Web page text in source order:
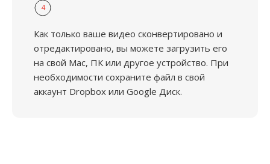
4
Как только ваше видео сконвертировано и
отредактировано, вы можете загрузить его
на свой Mac, ПК или другое устройство. При
необходимости сохраните файл в свой
аккаунт Dropbox или Google Диск.